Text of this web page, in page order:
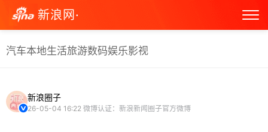
新浪网·
汽车本地生活旅游数码娱乐影视
新浪圈子
26-05-04 16:22 微博认证：新浪新闻圈子官方微博